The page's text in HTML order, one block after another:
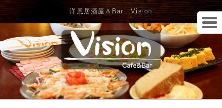
洋風居酒屋＆Bar Vision